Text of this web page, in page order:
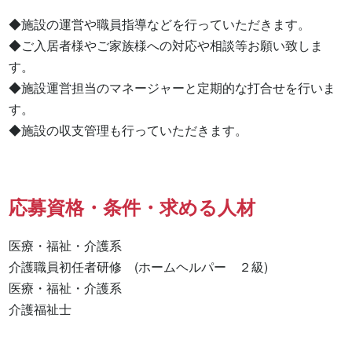
◆施設の運営や職員指導などを行っていただきます。
◆ご入居者様やご家族様への対応や相談等お願い致しま
す。
◆施設運営担当のマネージャーと定期的な打合せを行いま
す。
◆施設の収支管理も行っていただきます。
応募資格・条件・求める人材
医療・福祉・介護系
介護職員初任者研修　(ホームヘルパー　２級)
医療・福祉・介護系
介護福祉士